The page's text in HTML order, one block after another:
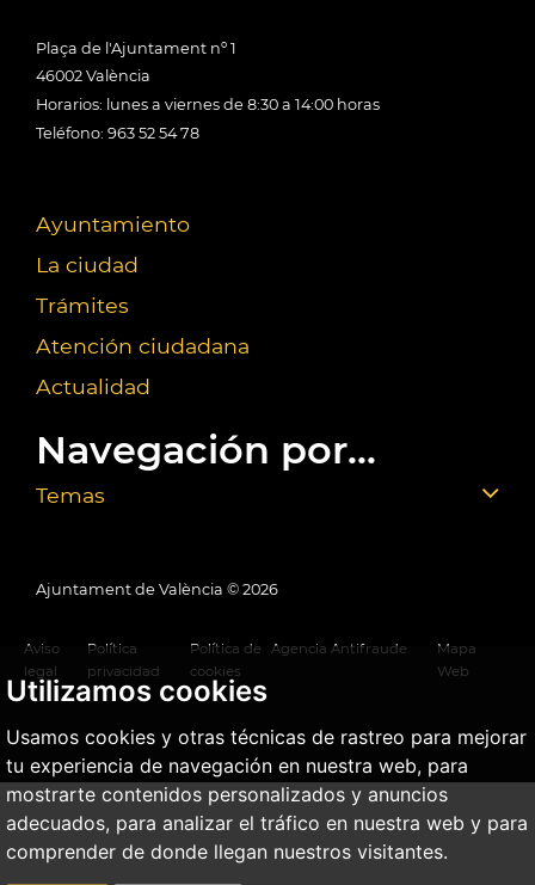
Utilizamos cookies
Usamos cookies y otras técnicas de rastreo para mejorar
tu experiencia de navegación en nuestra web, para
mostrarte contenidos personalizados y anuncios
adecuados, para analizar el tráfico en nuestra web y para
comprender de donde llegan nuestros visitantes.
Plaça de l'Ajuntament nº 1
46002 València
Horarios: lunes a viernes de 8:30 a 14:00 horas
Teléfono: 963 52 54 78
Ayuntamiento
La ciudad
Trámites
Atención ciudadana
Actualidad
Navegación por...
Temas
Ajuntament de València © 2026
Aviso
legal
Política
privacidad
Política de
cookies
Agencia Antifraude
Mapa
Web